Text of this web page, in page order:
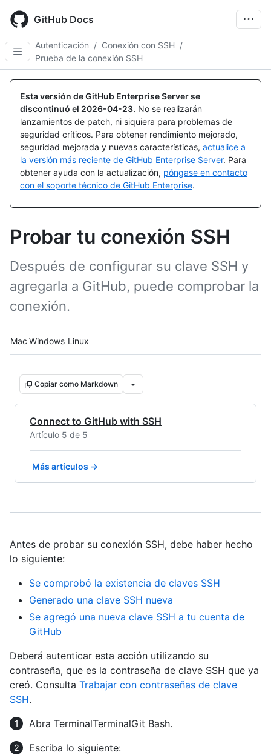
main
content
GitHub Docs
Autenticación / Conexión con SSH /
Prueba de la conexión SSH
Esta versión de GitHub Enterprise Server se
discontinuó el 2026-04-23. No se realizarán
lanzamientos de patch, ni siquiera para problemas de
seguridad críticos. Para obtener rendimiento mejorado,
seguridad mejorada y nuevas características, actualice a
la versión más reciente de GitHub Enterprise Server. Para
obtener ayuda con la actualización, póngase en contacto
con el soporte técnico de GitHub Enterprise.
Probar tu conexión SSH
Después de configurar su clave SSH y
agregarla a GitHub, puede comprobar la
conexión.
Platform navigation
Mac Windows Linux
Copiar como Markdown
Connect to GitHub with SSH
Artículo 5 de 5
Más artículos →
Antes de probar su conexión SSH, debe haber hecho
lo siguiente:
Se comprobó la existencia de claves SSH
Generado una clave SSH nueva
Se agregó una nueva clave SSH a tu cuenta de
GitHub
Deberá autenticar esta acción utilizando su
contraseña, que es la contraseña de clave SSH que ya
creó. Consulta Trabajar con contraseñas de clave
SSH.
Abra TerminalTerminalGit Bash.
Escriba lo siguiente: